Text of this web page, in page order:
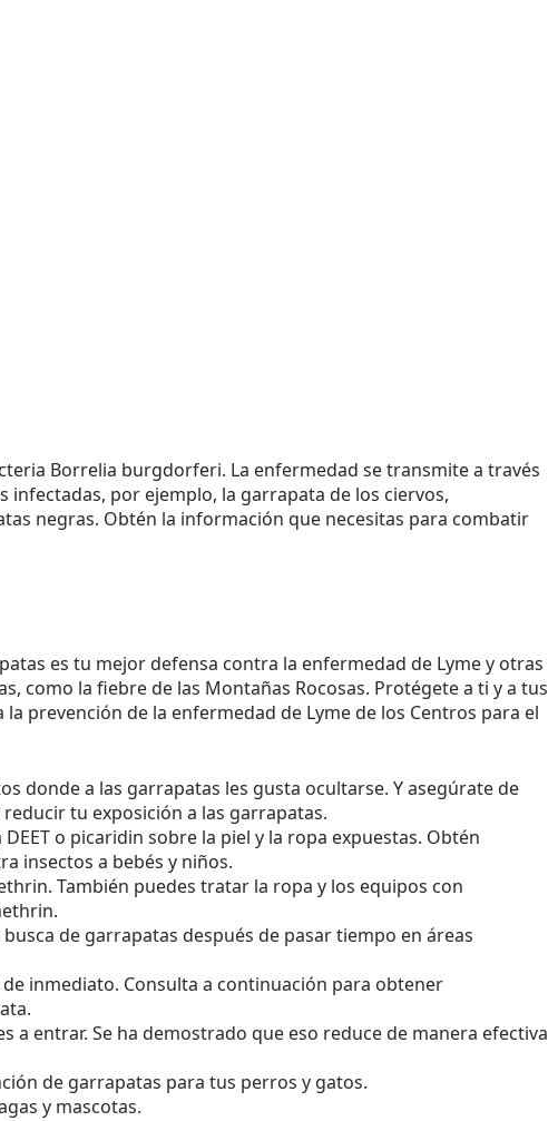
Borrelia burgdorferi. La enfermedad se transmite a través
por ejemplo, la garrapata de los ciervos,
negras. Obtén la información que necesitas para combatir
es tu mejor defensa contra la enfermedad de Lyme y otras
como la fiebre de las Montañas Rocosas. Protégete a ti y a tus
prevención de la enfermedad de Lyme de los Centros para el
donde a las garrapatas les gusta ocultarse. Y asegúrate de
tu exposición a las garrapatas.
o picaridin sobre la piel y la ropa expuestas. Obtén
insectos a bebés y niños.
También puedes tratar la ropa y los equipos con
de garrapatas después de pasar tiempo en áreas
inmediato. Consulta a continuación para obtener
a entrar. Se ha demostrado que eso reduce de manera efectiva
de garrapatas para tus perros y gatos.
y mascotas.